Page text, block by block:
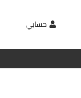
حسابي